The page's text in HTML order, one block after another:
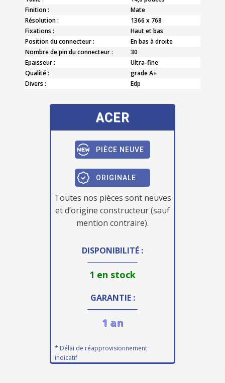
Finition :
Mate
Résolution :
1366 x 768
Fixations :
Haut et bas
Position du connecteur :
En bas à droite
Nombre de pin du connecteur :
30
Epaisseur :
Ultra-fine
Qualité :
grade A+
Divers :
Edp
ACER
PIÈCE NEUVE
ORIGINALE
Toutes nos pièces sont neuves
et d’origine constructeur (sauf
mention contraire).
DISPONIBILITÉ :
1 en stock
GARANTIE :
1 an
* Délai de réapprovisionnement
indicatif